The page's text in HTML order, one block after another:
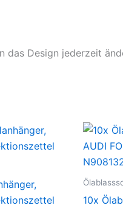
das Design jederzeit
10x